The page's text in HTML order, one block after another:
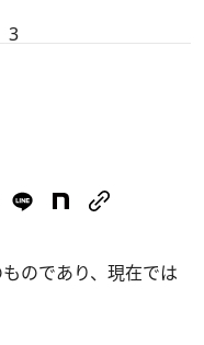
3
のであり、現在では